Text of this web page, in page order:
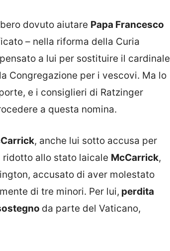
dovuto aiutare Papa Francesco
– nella riforma della Curia
a lui per sostituire il cardinale
Congregazione per i vescovi. Ma lo
e i consiglieri di Ratzinger
a questa nomina.
, anche lui sotto accusa per
ridotto allo stato laicale McCarrick,
accusato di aver molestato
di tre minori. Per lui, perdita
da parte del Vaticano,